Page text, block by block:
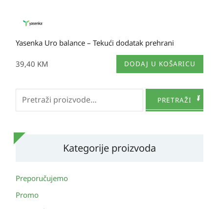
Yasenka Uro balance – Tekući dodatak prehrani
39,40 KM DODAJ U KOŠARICU
Pretraži: PRETRAŽI
Kategorije proizvoda
Preporučujemo
Promo